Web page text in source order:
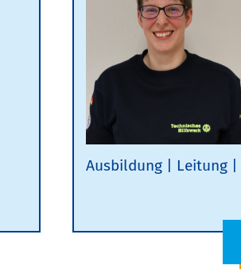
Ausbildung Leitung